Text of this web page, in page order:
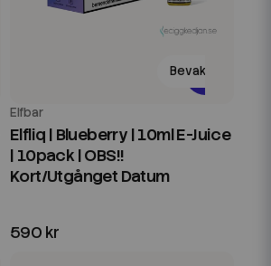
Bevaka
Elfbar
Elfliq | Blueberry | 10ml E-Juice
| 10pack | OBS!!
Kort/Utgånget Datum
590 kr